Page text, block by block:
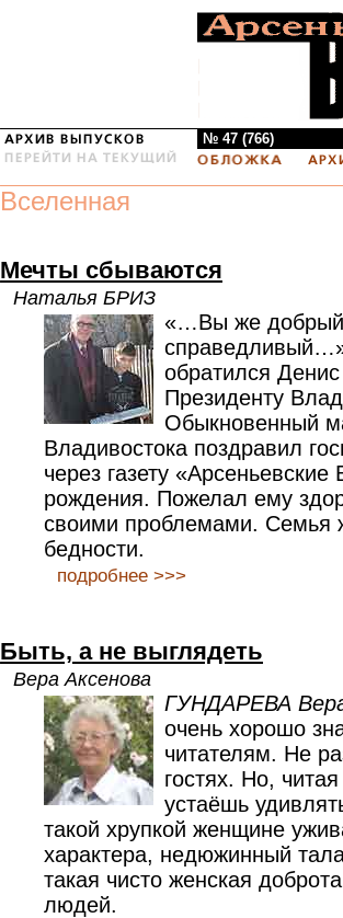
№ 47 (766)
Вселенная
Мечты сбываются
Наталья БРИЗ
«…Вы же
обратился
Президенту
Обыкновенный
Владивостока поздравил
через газету
рождения. Пожелал ему
своими проблемами. Семья
бедности.
подробнее >>>
Быть, а не выглядеть
Вера Аксенова
ГУНДАРЕВА
очень хорошо
читателям. Не
гостях. Но,
устаёшь
такой хрупкой женщине
характера, недюжинный
такая чисто женская
людей.